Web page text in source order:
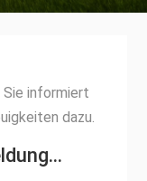
informiert
dazu.